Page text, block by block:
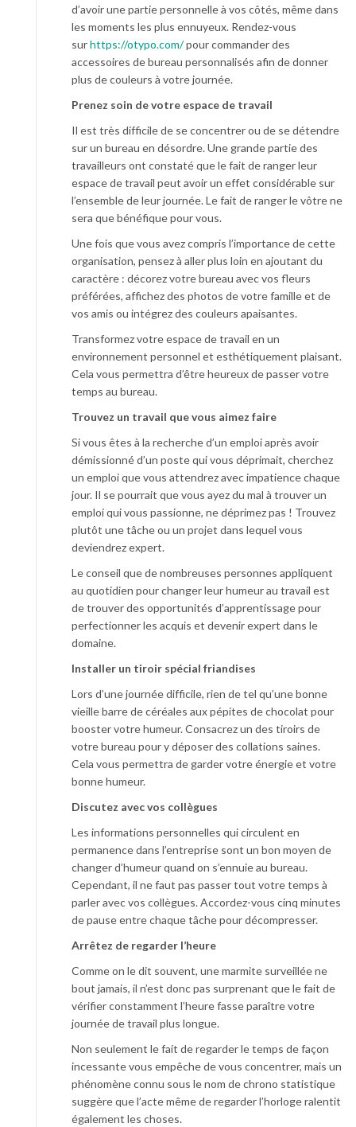
d’avoir une partie personnelle à vos côtés, même dans
les moments les plus ennuyeux. Rendez-vous
surhttps://otypo.com/pour commander des
accessoires de bureau personnalisés afin de donner
plus de couleurs à votre journée.
Prenez soin de votre espace de travail
Il est très difficile de se concentrer ou de se détendre
sur un bureau en désordre. Une grande partie des
travailleurs ont constaté que le fait de ranger leur
espace de travail peut avoir un effet considérable sur
l’ensemble de leur journée. Le fait de ranger le vôtre ne
sera que bénéfique pour vous.
Une fois que vous avez compris l’importance de cette
organisation, pensez à aller plus loin en ajoutant du
caractère : décorez votre bureau avec vos fleurs
préférées, affichez des photos de votre famille et de
vos amis ou intégrez des couleurs apaisantes.
Transformez votre espace de travail en un
environnement personnel et esthétiquement plaisant.
Cela vous permettra d’être heureux de passer votre
temps au bureau.
Trouvez un travail que vous aimez faire
Si vous êtes à la recherche d’un emploi après avoir
démissionné d’un poste qui vous déprimait, cherchez
un emploi que vous attendrez avec impatience chaque
jour. Il se pourrait que vous ayez du mal à trouver un
emploi qui vous passionne, ne déprimez pas ! Trouvez
plutôt une tâche ou un projet dans lequel vous
deviendrez expert.
Le conseil que de nombreuses personnes appliquent
au quotidien pour changer leur humeur au travail est
de trouver des opportunités d’apprentissage pour
perfectionner les acquis et devenir expert dans le
domaine.
Installer un tiroir spécial friandises
Lors d’une journée difficile, rien de tel qu’une bonne
vieille barre de céréales aux pépites de chocolat pour
booster votre humeur. Consacrez un des tiroirs de
votre bureau pour y déposer des collations saines.
Cela vous permettra de garder votre énergie et votre
bonne humeur.
Discutez avec vos collègues
Les informations personnelles qui circulent en
permanence dans l’entreprise sont un bon moyen de
changer d’humeur quand on s’ennuie au bureau.
Cependant, il ne faut pas passer tout votre temps à
parler avec vos collègues. Accordez-vous cinq minutes
de pause entre chaque tâche pour décompresser.
Arrêtez de regarder l’heure
Comme on le dit souvent, une marmite surveillée ne
bout jamais, il n’est donc pas surprenant que le fait de
vérifier constamment l’heure fasse paraître votre
journée de travail plus longue.
Non seulement le fait de regarder le temps de façon
incessante vous empêche de vous concentrer, mais un
phénomène connu sous le nom de chrono statistique
suggère que l’acte même de regarder l’horloge ralentit
également les choses.